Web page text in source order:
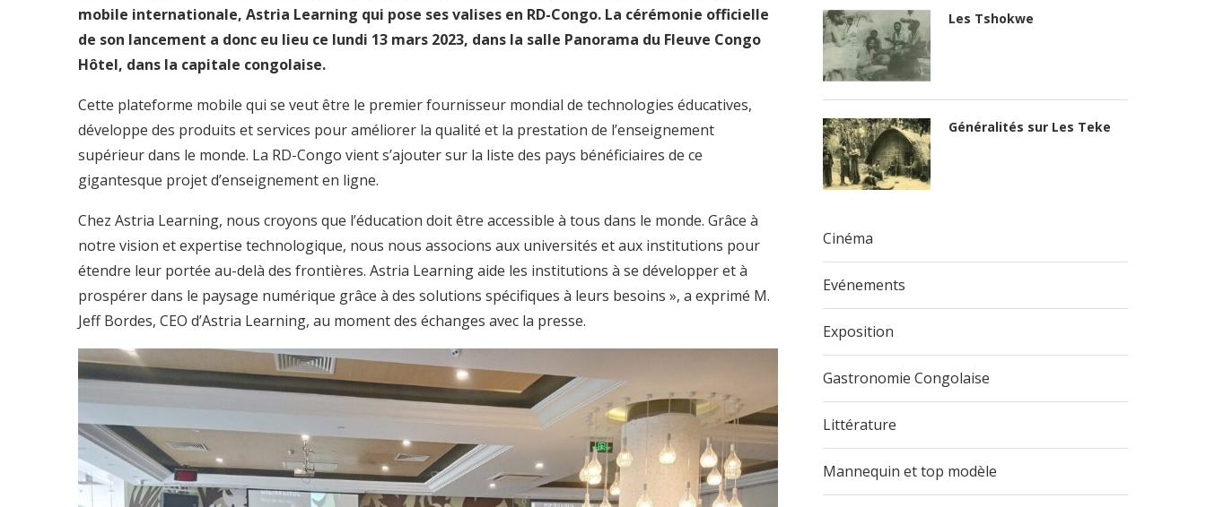
mobile internationale, Astria Learning qui pose ses valises en RD-Congo. La cérémonie officielle
de son lancement a donc eu lieu ce lundi 13 mars 2023, dans la salle Panorama du Fleuve Congo
Hôtel, dans la capitale congolaise.
Cette plateforme mobile qui se veut être le premier fournisseur mondial de technologies éducatives,
développe des produits et services pour améliorer la qualité et la prestation de l’enseignement
supérieur dans le monde. La RD-Congo vient s’ajouter sur la liste des pays bénéficiaires de ce
gigantesque projet d’enseignement en ligne.
Chez Astria Learning, nous croyons que l’éducation doit être accessible à tous dans le monde. Grâce à
notre vision et expertise technologique, nous nous associons aux universités et aux institutions pour
étendre leur portée au-delà des frontières. Astria Learning aide les institutions à se développer et à
prospérer dans le paysage numérique grâce à des solutions spécifiques à leurs besoins », a exprimé M.
Jeff Bordes, CEO d’Astria Learning, au moment des échanges avec la presse.
Les Tshokwe
Généralités sur Les Teke
Cinéma
Evénements
Exposition
Gastronomie Congolaise
Littérature
Mannequin et top modèle